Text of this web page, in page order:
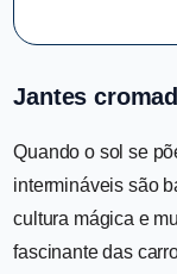
Jantes
Quando o sol se
intermináveis são
cultura mágica e
fascinante das